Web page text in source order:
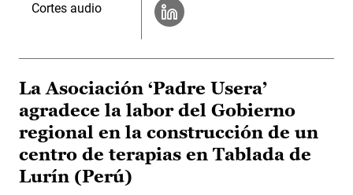
Cortes audio
La Asociación ‘Padre Usera’
agradece la labor del Gobierno
regional en la construcción de un
centro de terapias en Tablada de
Lurín (Perú)